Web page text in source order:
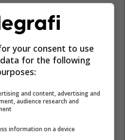
your consent to use
for the following
and content, advertising and
audience research and
information on a device